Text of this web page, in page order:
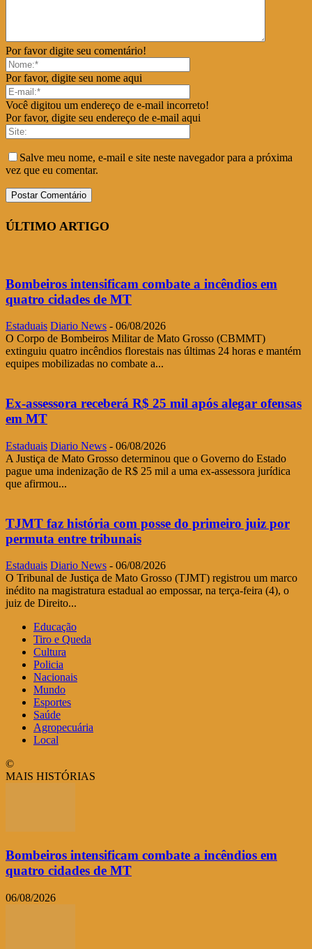
Por favor digite seu comentário!
Por favor, digite seu nome aqui
Você digitou um endereço de e-mail incorreto!
Por favor, digite seu endereço de e-mail aqui
Salve meu nome, e-mail e site neste navegador para a próxima
vez que eu comentar.
ÚLTIMO ARTIGO
Bombeiros intensificam combate a incêndios em
quatro cidades de MT
Estaduais Diario News - 06/08/2026
O Corpo de Bombeiros Militar de Mato Grosso (CBMMT)
extinguiu quatro incêndios florestais nas últimas 24 horas e mantém
equipes mobilizadas no combate a...
Ex-assessora receberá R$ 25 mil após alegar ofensas
em MT
Estaduais Diario News - 06/08/2026
A Justiça de Mato Grosso determinou que o Governo do Estado
pague uma indenização de R$ 25 mil a uma ex-assessora jurídica
que afirmou...
TJMT faz história com posse do primeiro juiz por
permuta entre tribunais
Estaduais Diario News - 06/08/2026
O Tribunal de Justiça de Mato Grosso (TJMT) registrou um marco
inédito na magistratura estadual ao empossar, na terça-feira (4), o
juiz de Direito...
Educação
Tiro e Queda
Cultura
Policia
Nacionais
Mundo
Esportes
Saúde
Agropecuária
Local
©
MAIS HISTÓRIAS
Bombeiros intensificam combate a incêndios em
quatro cidades de MT
06/08/2026